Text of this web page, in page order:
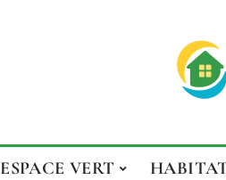
ESPACE VERT